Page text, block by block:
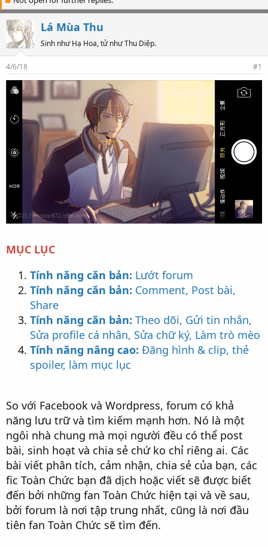
e
a
d
s
t
a
t
e
r
t
d
a
t
Lá Mùa Thu
Sinh như Hạ Hoa, tử như Thu Diệp.
4/6/18 #1
MỤC LỤC
Tính năng căn bản: Lướt forum
Tính năng căn bản: Comment, Post bài,
Share
Tính năng căn bản: Theo dõi, Gửi tin nhắn,
Sửa profile cá nhân, Sửa chữ ký, Làm trò mèo
Tính năng nâng cao: Đăng hình & clip, thẻ
spoiler, làm mục lục
So với Facebook và Wordpress, forum có khả
năng lưu trữ và tìm kiếm mạnh hơn. Nó là một
ngôi nhà chung mà mọi người đều có thể post
bài, sinh hoạt và chia sẻ chứ ko chỉ riêng ai. Các
bài viết phân tích, cảm nhận, chia sẻ của bạn, các
fic Toàn Chức bạn đã dịch hoặc viết sẽ được biết
đến bởi những fan Toàn Chức hiện tại và về sau,
bởi forum là nơi tập trung nhất, cũng là nơi đầu
tiên fan Toàn Chức sẽ tìm đến.